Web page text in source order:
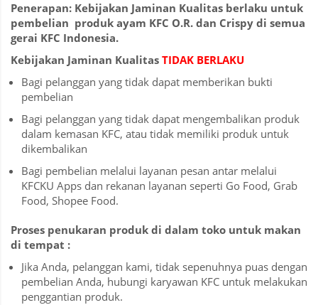
Penerapan: Kebijakan Jaminan Kualitas berlaku untuk
pembelian produk ayam KFC O.R. dan Crispy di semua
gerai KFC Indonesia.
Kebijakan Jaminan Kualitas TIDAK BERLAKU
Bagi pelanggan yang tidak dapat memberikan bukti
pembelian
Bagi pelanggan yang tidak dapat mengembalikan produk
dalam kemasan KFC, atau tidak memiliki produk untuk
dikembalikan
Bagi pembelian melalui layanan pesan antar melalui
KFCKU Apps dan rekanan layanan seperti Go Food, Grab
Food, Shopee Food.
Proses penukaran produk di dalam toko untuk makan
di tempat :
Jika Anda, pelanggan kami, tidak sepenuhnya puas dengan
pembelian Anda, hubungi karyawan KFC untuk melakukan
penggantian produk.